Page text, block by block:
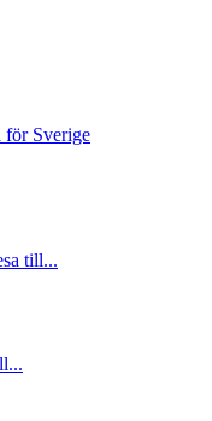
för Sverige
till...